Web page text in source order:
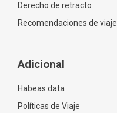
Derecho de retracto
Recomendaciones de viaje
Adicional
Habeas data
Políticas de Viaje